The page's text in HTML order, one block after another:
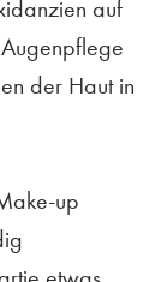
auf
der Haut in
up